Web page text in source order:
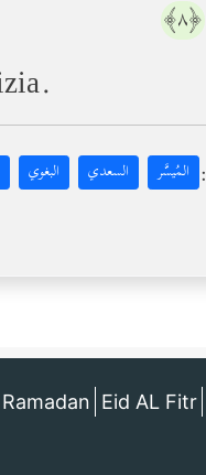
﴿٨﴾
المُيسَّر السعدي البغوي
Ramadan Eid AL Fitr